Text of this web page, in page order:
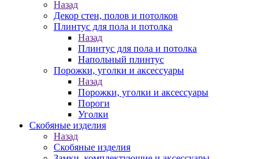
Назад
Декор стен, полов и потолков
Плинтус для пола и потолка
Назад
Плинтус для пола и потолка
Напольный плинтус
Порожки, уголки и аксессуары
Назад
Порожки, уголки и аксессуары
Пороги
Уголки
Скобяные изделия
Назад
Скобяные изделия